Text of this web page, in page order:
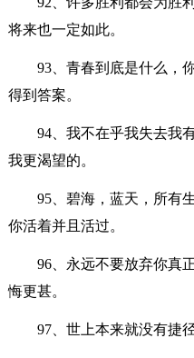
将来也一定如此。
93、青春到底是什么，
得到答案。
94、我不在乎我失去我
我更渴望的。
95、碧海，蓝天，所有
你活着并且活过。
96、永远不要放弃你真
悔更甚。
97、世上本来就没有捷